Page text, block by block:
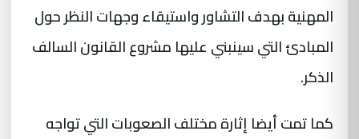
المهنية بهدف التشاور واستيقاء وجهات النظر حول
المبادئ التي سينبني عليها مشروع القانون السالف
الذكر.
كما تمت أيضا إثارة مختلف الصعوبات التي تواجه